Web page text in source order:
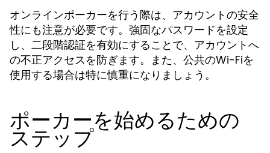
オンラインポーカーを行う際は、アカウントの安全
性にも注意が必要です。強固なパスワードを設定
し、二段階認証を有効にすることで、アカウントへ
の不正アクセスを防ぎます。また、公共のWi-Fiを
使用する場合は特に慎重になりましょう。
ポーカーを始めるための
ステップ